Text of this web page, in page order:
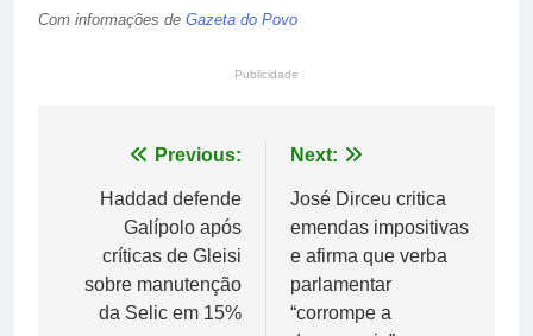
Com informações de Gazeta do Povo
Publicidade
Navegação
Post
Previous:
Haddad defende
Galípolo após
críticas de Gleisi
sobre manutenção
da Selic em 15%
Next:
José Dirceu critica
emendas impositivas
e afirma que verba
parlamentar
“corrompe a